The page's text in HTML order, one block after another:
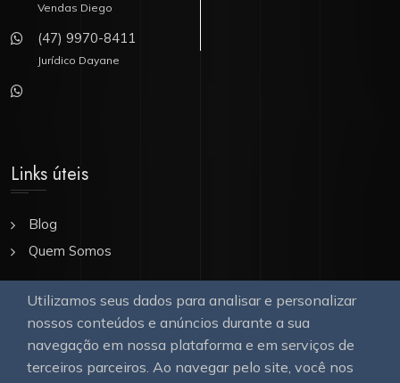
Utilizamos seus dados para analisar e personalizar
nossos conteúdos e anúncios durante a sua
navegação em nossa plataforma e em serviços de
terceiros parceiros. Ao navegar pelo site, você nos
Vendas Diego
(47) 9970-8411
Jurídico Dayane
Links úteis
Blog
Quem Somos
Nossa Galeria